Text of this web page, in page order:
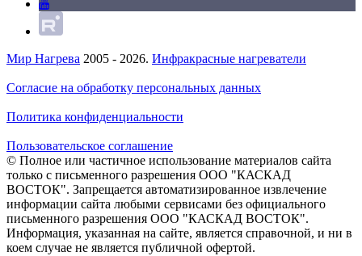
Мир Нагрева 2005 - 2026. Инфракрасные нагреватели
Согласие на обработку персональных данных
Политика конфиденциальности
Пользовательское соглашение
© Полное или частичное использование материалов сайта
только с письменного разрешения ООО "КАСКАД
ВОСТОК". Запрещается автоматизированное извлечение
информации сайта любыми сервисами без официального
письменного разрешения ООО "КАСКАД ВОСТОК".
Информация, указанная на сайте, является справочной, и ни в
коем случае не является публичной офертой.